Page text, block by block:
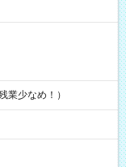
業少なめ！）